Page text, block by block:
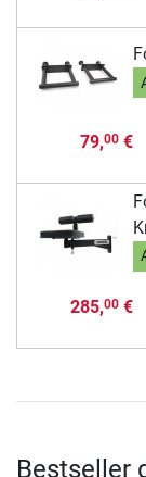
79,00€
285,00€
Bestseller